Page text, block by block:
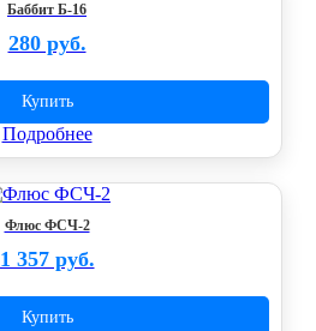
Баббит Б-16
280 руб.
Купить
Подробнее
Флюс ФСЧ-2
1 357 руб.
Купить